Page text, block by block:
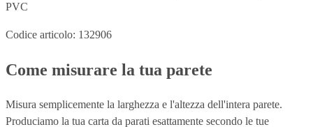
PVC
Codice articolo: 132906
Come misurare la tua parete
Misura semplicemente la larghezza e l'altezza dell'intera parete.
Produciamo la tua carta da parati esattamente secondo le tue